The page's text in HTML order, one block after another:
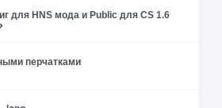
для HNS мода и Public для CS 1.6
перчатками